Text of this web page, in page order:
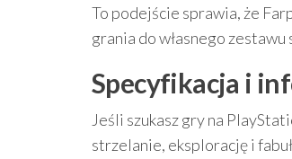
To podejście sprawia, że
grania do własnego
Specyfikacja i
Jeśli szukasz gry na
strzelanie, eksplorację i